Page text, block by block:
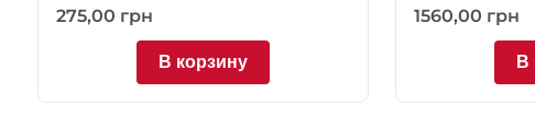
275,00 грн
В корзину
1560,00 грн
В